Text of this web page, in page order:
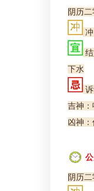
阴历
下水
吉神
凶神
阴历